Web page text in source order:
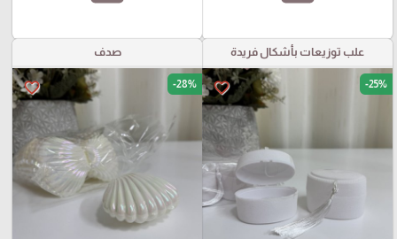
علب توزيعات بأشكال فريدة
favorite_border -25%
صدف
favorite_border -28%